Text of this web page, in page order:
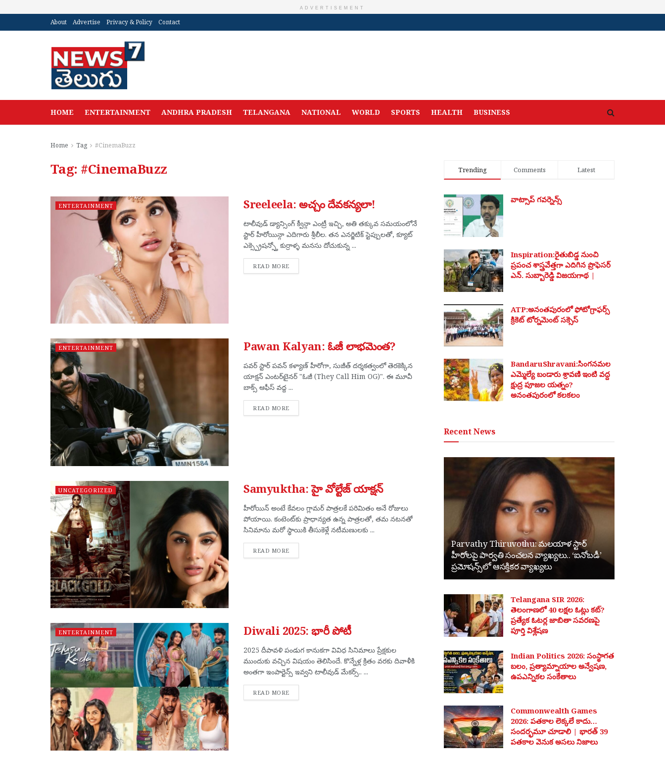
ADVERTISEMENT
About Advertise Privacy & Policy Contact
HOME ENTERTAINMENT ANDHRA PRADESH TELANGANA NATIONAL WORLD SPORTS HEALTH BUSINESS
Home Tag #CinemaBuzz
Tag: #CinemaBuzz
ENTERTAINMENT Sreeleela: అచ్చం దేవకన్యలా!
టాలీవుడ్ డ్యాన్సింగ్ క్వీన్గా ఎంట్రీ ఇచ్చి, అతి తక్కువ సమయంలోనే
స్టార్ హీరోయిన్గా ఎదిగారు శ్రీలీల. తన ఎనర్జిటిక్ స్టెప్పులతో, క్యూట్
ఎక్స్ప్రెషన్స్తో కుర్రాళ్ళ మనసు దోచుకున్న ...
READ MOREDETAILS
ENTERTAINMENT Pawan Kalyan: ఓజీ లాభమెంత?
పవర్ స్టార్ పవన్ కళ్యాణ్ హీరోగా, సుజీత్ దర్శకత్వంలో తెరకెక్కిన
యాక్షన్ ఎంటర్‌టైనర్ "ఓజీ (They Call Him OG)". ఈ మూవీ
బాక్స్ ఆఫీస్ వద్ద ...
READ MOREDETAILS
UNCATEGORIZED Samyuktha: హై వోల్టేజ్ యాక్షన్
హీరోయిన్ అంటే కేవలం గ్లామర్ పాత్రలకే పరిమితం అనే రోజులు
పోయాయి. కంటెంట్‌కు ప్రాధాన్యత ఉన్న పాత్రలతో, తమ నటనతో
సినిమాను మరో స్థాయికి తీసుకెళ్లే నటీమణులకు ...
READ MOREDETAILS
ENTERTAINMENT Diwali 2025: భారీ పోటీ
2025 దీపావళి పండుగ కానుకగా వివిధ సినిమాలు ప్రేక్షకుల
ముందుకు వచ్చిన విషయం తెలిసిందే. కొన్నేళ్ల క్రితం వరకు దివాళీకి
అంతగా ఇంపార్టెన్స్ ఇవ్వని టాలీవుడ్ మేకర్స్.. ...
READ MOREDETAILS
Trending Comments Latest
వాట్సాప్ గవర్నెన్స్
Inspiration:రైతుబిడ్డ నుంచి
ప్రపంచ శాస్త్రవేత్తగా ఎదిగిన ప్రొఫెసర్
ఎన్. సుబ్బారెడ్డి విజయగాథ |
ATP:అనంతపురంలో ఫోటోగ్రాఫర్స్
క్రికెట్ టోర్నమెంట్ సక్సెస్
BandaruShravani:సింగనమల
ఎమ్మెల్యే బండారు శ్రావణి ఇంటి వద్ద
క్షుద్ర పూజల యత్నం?
అనంతపురంలో కలకలం
Recent News
Parvathy Thiruvothu: మలయాళ స్టార్
హీరోలపై పార్వతి సంచలన వ్యాఖ్యలు.. ‘ఐనోబడీ’
ప్రమోషన్స్‌లో ఆసక్తికర వ్యాఖ్యలు
Telangana SIR 2026:
తెలంగాణలో 40 లక్షల ఓట్లు కట్?
ప్రత్యేక ఓటర్ల జాబితా సవరణపై
పూర్తి విశ్లేషణ
Indian Politics 2026: సంస్థాగత
బలం, ప్రత్యామ్నాయాల అన్వేషణ,
ఉపఎన్నికల సంకేతాలు
Commonwealth Games
2026: పతకాల లెక్కలే కాదు…
సందర్భమూ చూడాలి | భారత్ 39
పతకాల వెనుక అసలు నిజాలు